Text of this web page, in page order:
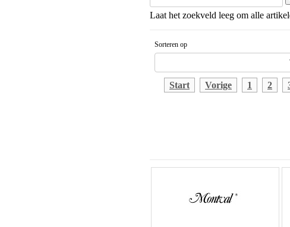
Laat het zoekveld leeg om alle
Sorteren op
Start Vorige 1 2